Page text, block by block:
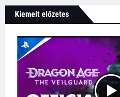
Kiemelt előzetes